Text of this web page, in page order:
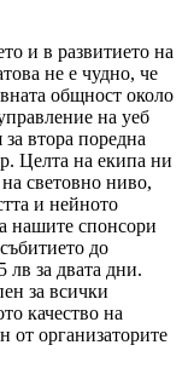
и в развитието на
не е чудно, че
общност около
на уеб
втора поредна
Целта на екипа ни
световно ниво,
и нейното
нашите спонсори
до
лв за двата дни.
за всички
качество на
от организаторите